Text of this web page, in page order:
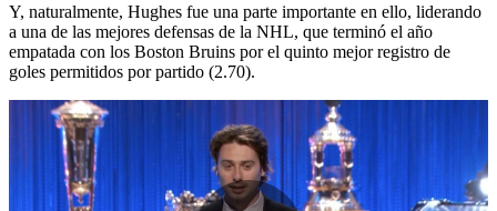
Y, naturalmente, Hughes fue una parte importante en ello, liderando
a una de las mejores defensas de la NHL, que terminó el año
empatada con los Boston Bruins por el quinto mejor registro de
goles permitidos por partido (2.70).